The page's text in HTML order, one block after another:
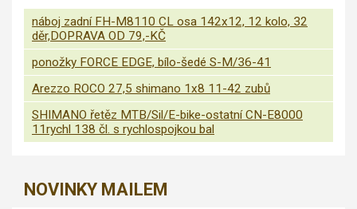
náboj zadní FH-M8110 CL osa 142x12, 12 kolo, 32
děr,DOPRAVA OD 79,-KČ
ponožky FORCE EDGE, bílo-šedé S-M/36-41
Arezzo ROCO 27,5 shimano 1x8 11-42 zubů
SHIMANO řetěz MTB/Sil/E-bike-ostatní CN-E8000
11rychl 138 čl. s rychlospojkou bal
NOVINKY MAILEM